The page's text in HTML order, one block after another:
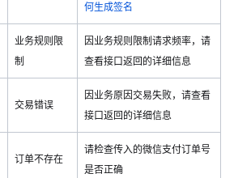
何生成签名
业务规则限
制
因业务规则限制请求频率，请
查看接口返回的详细信息
交易错误
因业务原因交易失败，请查看
接口返回的详细信息
订单不存在
请检查传入的微信支付订单号
是否正确